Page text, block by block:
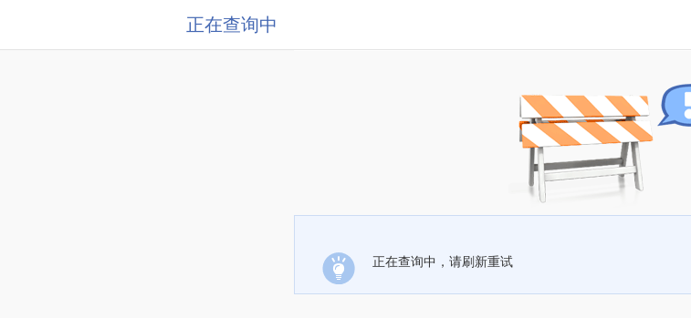
正在查询中
正在查询中，请刷新重试